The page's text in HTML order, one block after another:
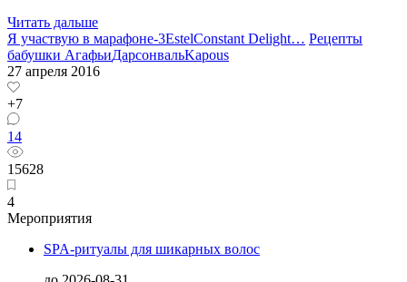
Читать дальше
Я участвую в марафоне-3EstelConstant Delight… Рецепты
бабушки АгафьиДарсонвальKapous
27 апреля 2016
+7
14
15628
4
Мероприятия
SPA-ритуалы для шикарных волос